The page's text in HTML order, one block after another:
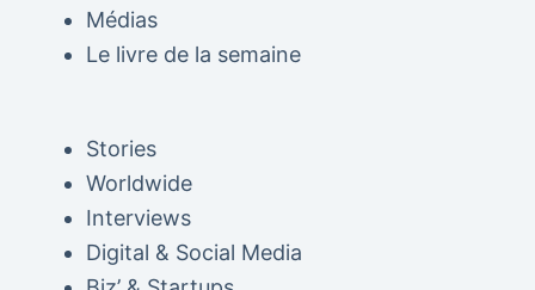
Médias
Le livre de la semaine
Stories
Worldwide
Interviews
Digital & Social Media